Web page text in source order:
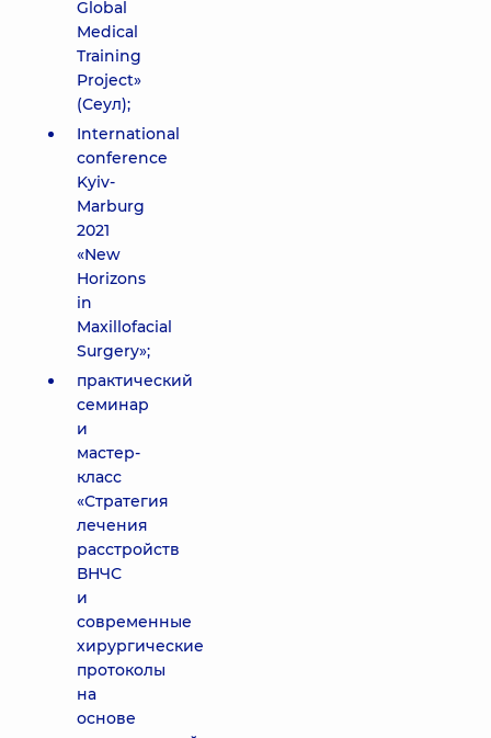
Global
Medical
Training
Project»
(Сеул);
International
conference
Kyiv-
Marburg
2021
«New
Horizons
in
Maxillofacial
Surgery»;
практический
семинар
и
мастер-
класс
«Стратегия
лечения
расстройств
ВНЧС
и
современные
хирургические
протоколы
на
основе